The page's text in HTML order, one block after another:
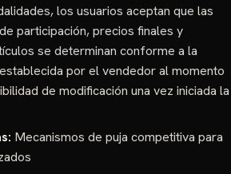
los usuarios aceptan que las
participación, precios finales y
se determinan conforme a la
por el vendedor al momento
de modificación una vez iniciada la
Mecanismos de puja competitiva para